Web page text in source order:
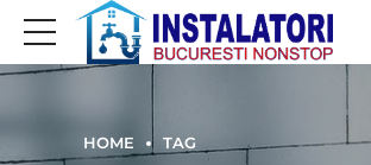
HOME TAG